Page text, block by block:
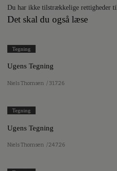
Du har ikke tilstrækkelige rettigheder
Det skal du også læse
Tegning
Ugens Tegning
Niels Thomsen / 31.7.26
Tegning
Ugens Tegning
Niels Thomsen / 24.7.26